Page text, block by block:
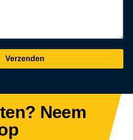
Verzenden
Neem